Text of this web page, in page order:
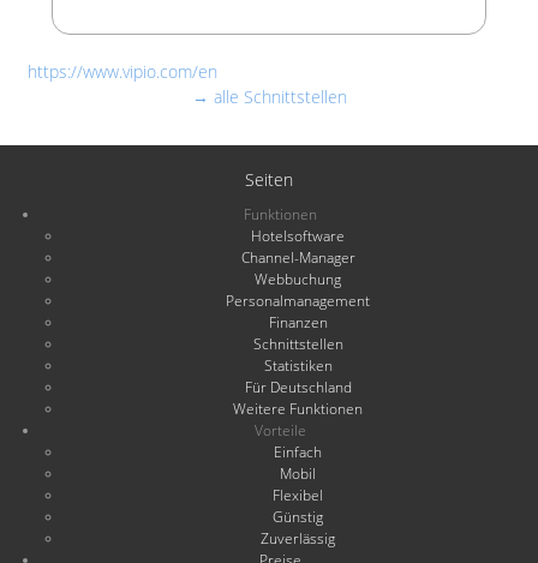
https://www.vipio.com/en
→ alle Schnittstellen
Seiten
Funktionen
Hotelsoftware
Channel-Manager
Webbuchung
Personalmanagement
Finanzen
Schnittstellen
Statistiken
Für Deutschland
Weitere Funktionen
Vorteile
Einfach
Mobil
Flexibel
Günstig
Zuverlässig